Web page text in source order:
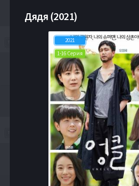
Дядя (2021)
2021
1-16 Серия